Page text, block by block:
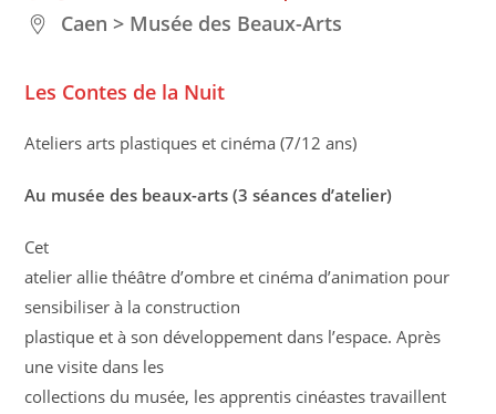
Caen > Musée des Beaux-Arts
Les Contes de la Nuit
Ateliers arts plastiques et cinéma (7/12 ans)
Au musée des beaux-arts (3 séances d’atelier)
Cet
atelier allie théâtre d’ombre et cinéma d’animation pour
sensibiliser à la construction
plastique et à son développement dans l’espace. Après
une visite dans les
collections du musée, les apprentis cinéastes travaillent